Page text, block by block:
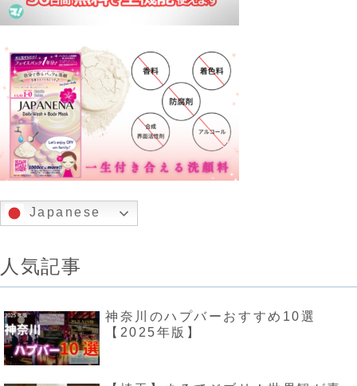
Japanese
人気記事
神奈川のハプバーおすすめ10選
【2025年版】